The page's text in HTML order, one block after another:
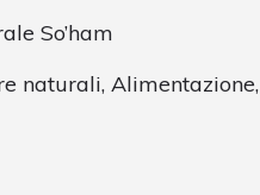
So’ham
naturali,